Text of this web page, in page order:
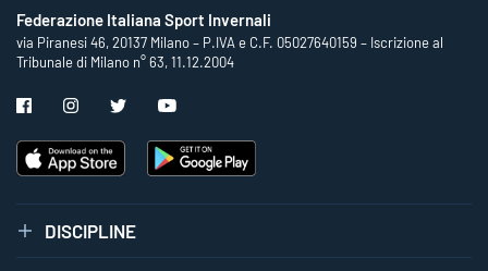
Federazione Italiana Sport Invernali
via Piranesi 46, 20137 Milano – P.IVA e C.F. 05027640159 – Iscrizione al
Tribunale di Milano n° 63, 11.12.2004
DISCIPLINE